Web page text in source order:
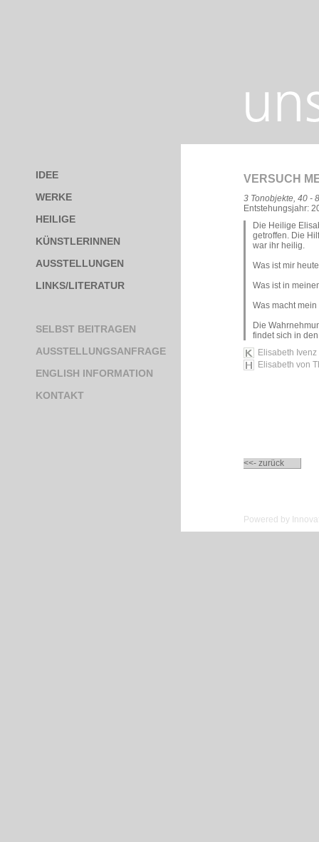
IDEE
WERKE
HEILIGE
KÜNSTLERINNEN
AUSSTELLUNGEN
LINKS/LITERATUR
SELBST BEITRAGEN
AUSSTELLUNGSANFRAGE
ENGLISH INFORMATION
KONTAKT
VERSUCH
3 Tonobjekte, 40 -
Entstehungsjahr:
Die Heilige
getroffen. Die
war ihr heilig.
Was ist mir
Was ist in
Was macht
Die
findet sich in
Elisabeth Ivenz
Elisabeth von
<<- zurück
Powered by